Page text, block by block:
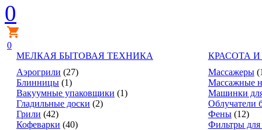
0
0
МЕЛКАЯ БЫТОВАЯ ТЕХНИКА
Аэрогрили (27)
Блинницы (1)
Вакуумные упаковщики (1)
Гладильные доски (2)
Грили (42)
Кофеварки (40)
КРАСОТА И
Массажеры
Массажные
Машинки
Облучатели
Фены (12)
Фильтры